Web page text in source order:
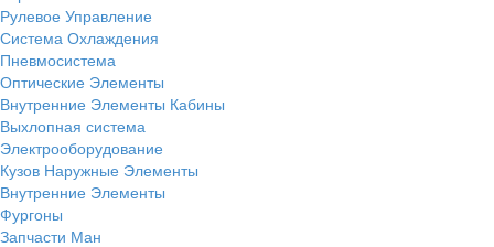
Рулевое Управление
Система Охлаждения
Пневмосистема
Оптические Элементы
Внутренние Элементы Кабины
Выхлопная система
Электрооборудование
Кузов Наружные Элементы
Внутренние Элементы
Фургоны
Запчасти Ман